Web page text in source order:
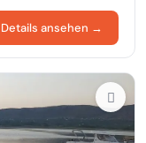
Details ansehen →